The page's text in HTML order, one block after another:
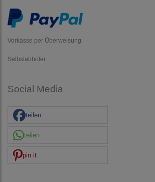
Vorkasse per Überweisung
Selbstabholer
Social Media
teilen
teilen
pin it